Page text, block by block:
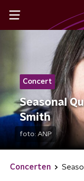
Concert
Seasonal
Smith
foto: ANP
Concerten